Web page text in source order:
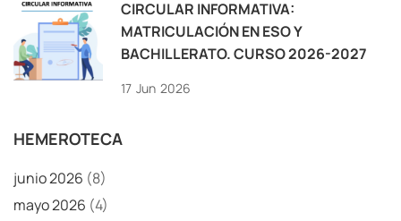
CIRCULAR INFORMATIVA:
MATRICULACIÓN EN ESO Y
BACHILLERATO. CURSO 2026-2027
17 Jun 2026
HEMEROTECA
junio 2026 (8)
mayo 2026 (4)